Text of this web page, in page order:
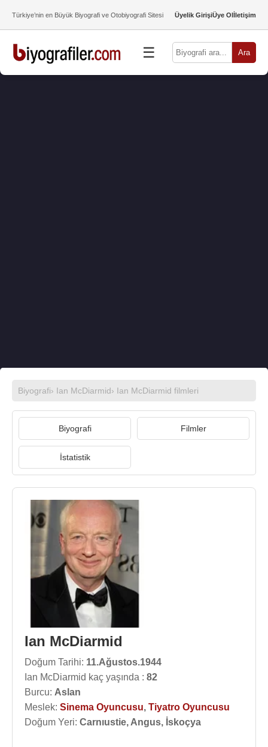
Türkiye’nin en Büyük Biyografi ve Otobiyografi Sitesi Üyelik GirişiÜye Olİletişim
☰ Ara
Biyografi› Ian McDiarmid› Ian McDiarmid filmleri
Biyografi Filmler
İstatistik
Ian McDiarmid
Doğum Tarihi: 11.Ağustos.1944
Ian McDiarmid kaç yaşında : 82
Burcu: Aslan
Meslek: Sinema Oyuncusu, Tiyatro Oyuncusu
Doğum Yeri: Carnıustie, Angus, İskoçya